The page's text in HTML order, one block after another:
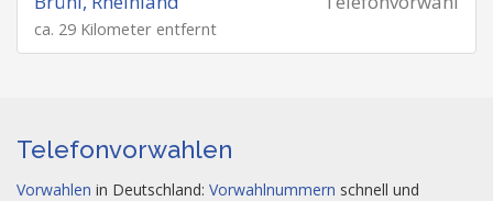
ca. 29 Kilometer entfernt
Telefonvorwahlen
Vorwahlen in Deutschland: Vorwahlnummern schnell und